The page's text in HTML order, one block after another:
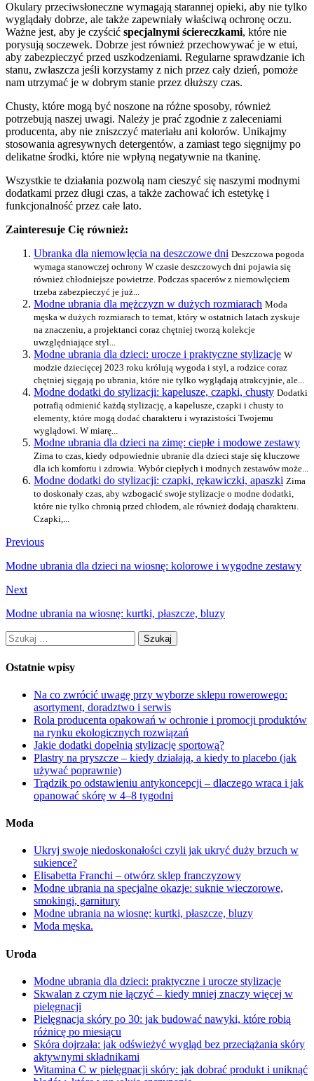
Okulary przeciwsłoneczne wymagają starannej opieki, aby nie tylko
wyglądały dobrze, ale także zapewniały właściwą ochronę oczu.
Ważne jest, aby je czyścić specjalnymi ściereczkami, które nie
porysują soczewek. Dobrze jest również przechowywać je w etui,
aby zabezpieczyć przed uszkodzeniami. Regularne sprawdzanie ich
stanu, zwłaszcza jeśli korzystamy z nich przez cały dzień, pomoże
nam utrzymać je w dobrym stanie przez dłuższy czas.
Chusty, które mogą być noszone na różne sposoby, również
potrzebują naszej uwagi. Należy je prać zgodnie z zaleceniami
producenta, aby nie zniszczyć materiału ani kolorów. Unikajmy
stosowania agresywnych detergentów, a zamiast tego sięgnijmy po
delikatne środki, które nie wpłyną negatywnie na tkaninę.
Wszystkie te działania pozwolą nam cieszyć się naszymi modnymi
dodatkami przez długi czas, a także zachować ich estetykę i
funkcjonalność przez całe lato.
Zainteresuje Cię również:
Ubranka dla niemowlęcia na deszczowe dni Deszczowa pogoda
wymaga stanowczej ochrony W czasie deszczowych dni pojawia się
również chłodniejsze powietrze. Podczas spacerów z niemowlęciem
trzeba zabezpieczyć je już...
Modne ubrania dla mężczyzn w dużych rozmiarach Moda
męska w dużych rozmiarach to temat, który w ostatnich latach zyskuje
na znaczeniu, a projektanci coraz chętniej tworzą kolekcje
uwzględniające styl...
Modne ubrania dla dzieci: urocze i praktyczne stylizacje W
modzie dziecięcej 2023 roku królują wygoda i styl, a rodzice coraz
chętniej sięgają po ubrania, które nie tylko wyglądają atrakcyjnie, ale...
Modne dodatki do stylizacji: kapelusze, czapki, chusty Dodatki
potrafią odmienić każdą stylizację, a kapelusze, czapki i chusty to
elementy, które mogą dodać charakteru i wyrazistości Twojemu
wyglądowi. W miarę...
Modne ubrania dla dzieci na zimę: ciepłe i modowe zestawy
Zima to czas, kiedy odpowiednie ubranie dla dzieci staje się kluczowe
dla ich komfortu i zdrowia. Wybór ciepłych i modnych zestawów może...
Modne dodatki do stylizacji: czapki, rękawiczki, apaszki Zima
to doskonały czas, aby wzbogacić swoje stylizacje o modne dodatki,
które nie tylko chronią przed chłodem, ale również dodają charakteru.
Czapki,...
Previous
Modne ubrania dla dzieci na wiosnę: kolorowe i wygodne zestawy
Next
Modne ubrania na wiosnę: kurtki, płaszcze, bluzy
Szukaj:
Ostatnie wpisy
Na co zwrócić uwagę przy wyborze sklepu rowerowego:
asortyment, doradztwo i serwis
Rola producenta opakowań w ochronie i promocji produktów
na rynku ekologicznych rozwiązań
Jakie dodatki dopełnią stylizację sportową?
Plastry na pryszcze – kiedy działają, a kiedy to placebo (jak
używać poprawnie)
Trądzik po odstawieniu antykoncepcji – dlaczego wraca i jak
opanować skórę w 4–8 tygodni
Moda
Ukryj swoje niedoskonałości czyli jak ukryć duży brzuch w
sukience?
Elisabetta Franchi – otwórz sklep franczyzowy
Modne ubrania na specjalne okazje: suknie wieczorowe,
smokingi, garnitury
Modne ubrania na wiosnę: kurtki, płaszcze, bluzy
Moda męska.
Uroda
Modne ubrania dla dzieci: praktyczne i urocze stylizacje
Skwalan z czym nie łączyć – kiedy mniej znaczy więcej w
pielęgnacji
Pielęgnacja skóry po 30: jak budować nawyki, które robią
różnicę po miesiącu
Skóra dojrzała: jak odświeżyć wygląd bez przeciążania skóry
aktywnymi składnikami
Witamina C w pielęgnacji skóry: jak dobrać produkt i uniknąć